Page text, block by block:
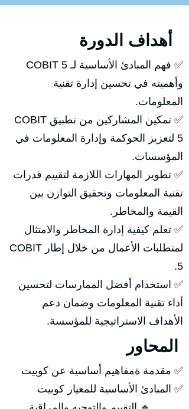
✅ فهم المبادئ الأساسية لـ COBIT 5
وأهميته في تحسين إدارة تقنية
المعلومات.
✅ تمكين المشاركين من تطبيق COBIT
5 لتعزيز الحوكمة وإدارة المعلومات في
المؤسسات.
✅ تطوير المهارات اللازمة لتقييم قدرات
تقنية المعلومات وتحقيق التوازن بين
القيمة والمخاطر.
✅ تعلم كيفية إدارة المخاطر والامتثال
لمتطلبات الأعمال من خلال إطار COBIT
5.
✅ استخدام أفضل الممارسات لتحسين
أداء تقنية المعلومات وضمان دعم
الأهداف الاستراتيجية للمؤسسة.
✅ مقدمة ةمفاهيم أساسية عن كوبيت
✅ المبادئ الأساسية للمعيار كوبيت